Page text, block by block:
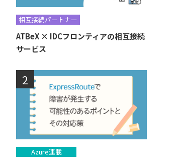
相互接続パートナー
ATBeX × IDCフロンティアの相互接続
サービス
Azure連載